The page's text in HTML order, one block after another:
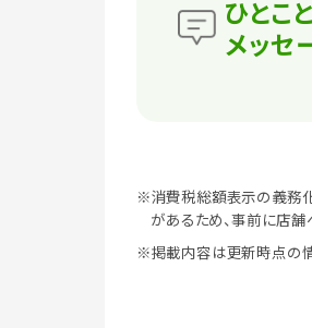
ひとこと
メッセ
※消費税総額表示の義務
があるため、事前に店舗
※掲載内容は更新時点の情